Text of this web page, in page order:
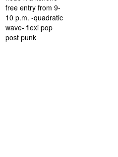
free entry from 9-
10 p.m. -quadratic
wave- flexi pop
post punk